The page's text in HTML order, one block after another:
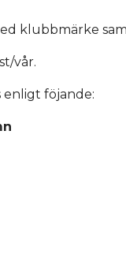
klubbmärke
vår.
föjande: